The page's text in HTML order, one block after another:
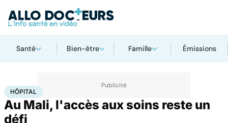
Santé Bien-être Famille Émissions
AccueilSanté Santé publiqueHôpital
HÔPITAL
Au Mali, l'accès aux soins reste un
défi